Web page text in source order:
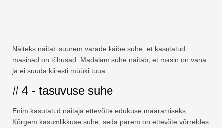
Näiteks näitab suurem varade käibe suhe, et kasutatud
masinad on tõhusad. Madalam suhe näitab, et masin on vana
ja ei suuda kiiresti müüki tuua.
# 4 - tasuvuse suhe
Enim kasutatud näitaja ettevõtte edukuse määramiseks.
Kõrgem kasumlikkuse suhe, seda parem on ettevõte võrreldes